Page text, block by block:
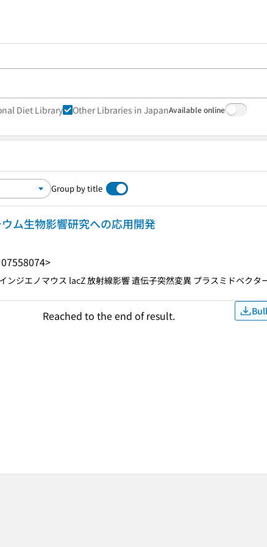
Diet Library Other Libraries in JapanAvailable online
Group by title
ム生物影響研究への応用開発
ンジエノマウス lacZ 放射線影響 遺伝子突然変異 プラスミドベクタ
Reached to the end of result.